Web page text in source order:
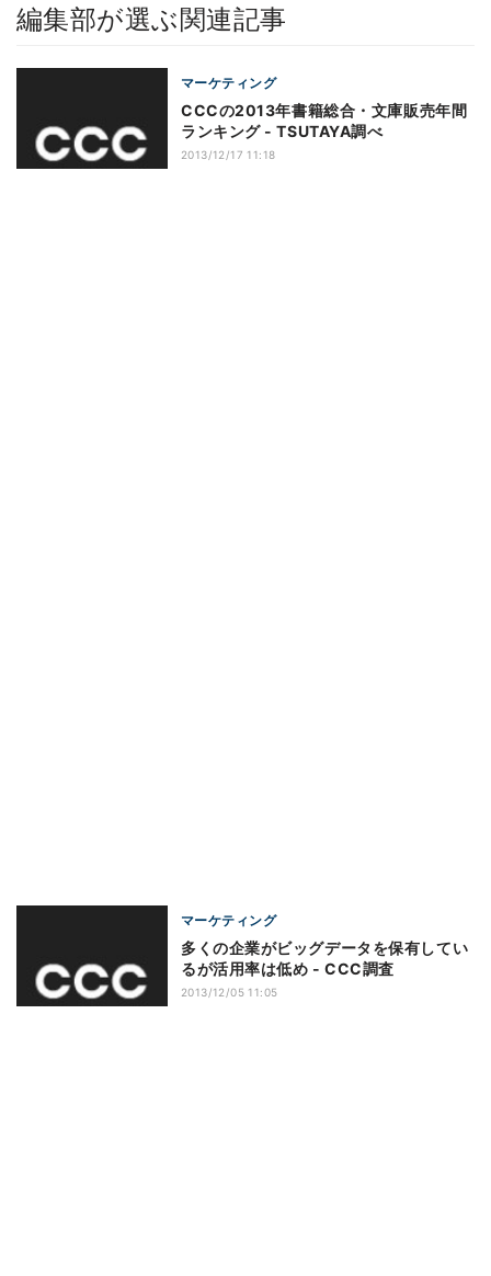
編集部が選ぶ関連記事
マーケティング
CCCの2013年書籍総合・文庫販売年間
ランキング - TSUTAYA調べ
2013/12/17 11:18
マーケティング
多くの企業がビッグデータを保有してい
るが活用率は低め - CCC調査
2013/12/05 11:05